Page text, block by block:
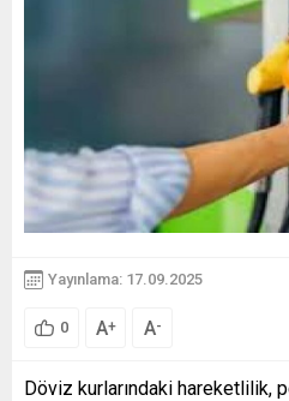
Yayınlama: 17.09.2025
0 A+ A-
Döviz kurlarındaki hareketlilik,